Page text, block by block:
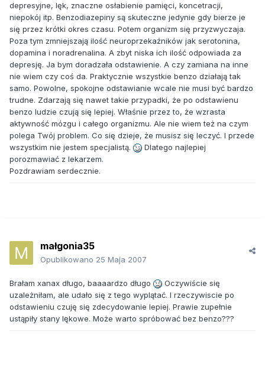
depresyjne, lęk, znaczne osłabienie pamięci, koncetracji,
niepokój itp. Benzodiazepiny są skuteczne jedynie gdy bierze je
się przez krótki okres czasu. Potem organizm się przyzwyczaja.
Poza tym zmniejszają ilość neuroprzekaźników jak serotonina,
dopamina i noradrenalina. A zbyt niska ich ilość odpowiada za
depresję. Ja bym doradzała odstawienie. A czy zamiana na inne
nie wiem czy coś da. Praktycznie wszystkie benzo działają tak
samo. Powolne, spokojne odstawianie wcale nie musi być bardzo
trudne. Zdarzają się nawet takie przypadki, że po odstawienu
benzo ludzie czują się lepiej. Właśnie przez to, że wzrasta
aktywność mózgu i całego organizmu. Ale nie wiem też na czym
polega Twój problem. Co się dzieje, że musisz się leczyć. I przede
wszystkim nie jestem specjalistą.
Dlatego najlepiej
porozmawiać z lekarzem.
Pozdrawiam serdecznie.
małgonia35
Opublikowano 25 Maja 2007
Brałam xanax długo, baaaardzo długo
Oczywiście się
uzależniłam, ale udało się z tego wyplątać. I rzeczywiscie po
odstawieniu czuję się zdecydowanie lepiej. Prawie zupełnie
ustąpiły stany lękowe. Może warto spróbować bez benzo???